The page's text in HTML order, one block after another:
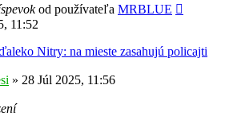
od používateľa MRBLUE
11:52
Nitry: na mieste zasahujú policajti
» 28 Júl 2025, 11:56